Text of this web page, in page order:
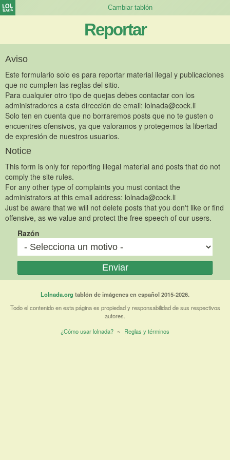
Reportar
Aviso
Este formulario solo es para reportar material ilegal y publicaciones
que no cumplen las reglas del sitio.
Para cualquier otro tipo de quejas debes contactar con los
administradores a esta dirección de email: lolnada@cock.li
Solo ten en cuenta que no borraremos posts que no te gusten o
encuentres ofensivos, ya que valoramos y protegemos la libertad
de expresión de nuestros usuarios.
Notice
This form is only for reporting illegal material and posts that do not
comply the site rules.
For any other type of complaints you must contact the
administrators at this email address: lolnada@cock.li
Just be aware that we will not delete posts that you don't like or find
offensive, as we value and protect the free speech of our users.
Razón
Lolnada.org tablón de imágenes en español 2015-2026.
Todo el contenido en esta página es propiedad y responsabilidad de sus respectivos
autores.
¿Cómo usar lolnada? ~ Reglas y términos